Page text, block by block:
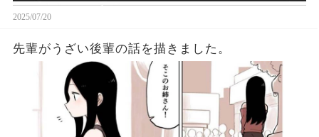
2025/07/20
先輩がうざい後輩の話を描きました。